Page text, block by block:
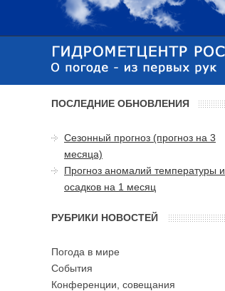
ПОСЛЕДНИЕ ОБНОВЛЕНИЯ
Сезонный прогноз (прогноз на 3
месяца)
Прогноз аномалий температуры и
осадков на 1 месяц
РУБРИКИ НОВОСТЕЙ
Погода в мире
События
Конференции, совещания